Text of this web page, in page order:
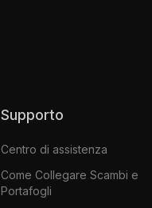
Supporto
Centro di assistenza
Come Collegare Scambi e
Portafogli